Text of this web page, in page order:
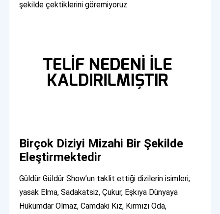
şekilde çektiklerini göremiyoruz
Birçok Diziyi Mizahi Bir Şekilde
Eleştirmektedir
Güldür Güldür Show’un taklit ettiği dizilerin isimleri;
yasak Elma, Sadakatsiz, Çukur, Eşkıya Dünyaya
Hükümdar Olmaz, Camdaki Kız, Kırmızı Oda,